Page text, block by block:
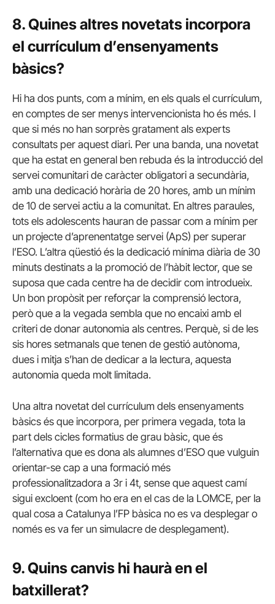
8. Quines altres novetats incorpora
el currículum d’ensenyaments
bàsics?
Hi ha dos punts, com a mínim, en els quals el currículum,
en comptes de ser menys intervencionista ho és més. I
que si més no han sorprès gratament als experts
consultats per aquest diari. Per una banda, una novetat
que ha estat en general ben rebuda és la introducció del
servei comunitari de caràcter obligatori a secundària,
amb una dedicació horària de 20 hores, amb un mínim
de 10 de servei actiu a la comunitat. En altres paraules,
tots els adolescents hauran de passar com a mínim per
un projecte d’aprenentatge servei (ApS) per superar
l’ESO. L’altra qüestió és la dedicació mínima diària de 30
minuts destinats a la promoció de l’hàbit lector, que se
suposa que cada centre ha de decidir com introdueix.
Un bon propòsit per reforçar la comprensió lectora,
però que a la vegada sembla que no encaixi amb el
criteri de donar autonomia als centres. Perquè, si de les
sis hores setmanals que tenen de gestió autònoma,
dues i mitja s’han de dedicar a la lectura, aquesta
autonomia queda molt limitada.
Una altra novetat del currículum dels ensenyaments
bàsics és que incorpora, per primera vegada, tota la
part dels cicles formatius de grau bàsic, que és
l’alternativa que es dona als alumnes d’ESO que vulguin
orientar-se cap a una formació més
professionalitzadora a 3r i 4t, sense que aquest camí
sigui excloent (com ho era en el cas de la LOMCE, per la
qual cosa a Catalunya l’FP bàsica no es va desplegar o
només es va fer un simulacre de desplegament).
9. Quins canvis hi haurà en el
batxillerat?